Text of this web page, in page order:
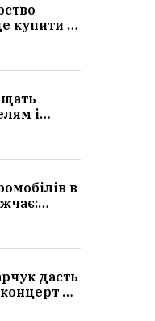
купити в
і
з 1
в
з
дасть
у